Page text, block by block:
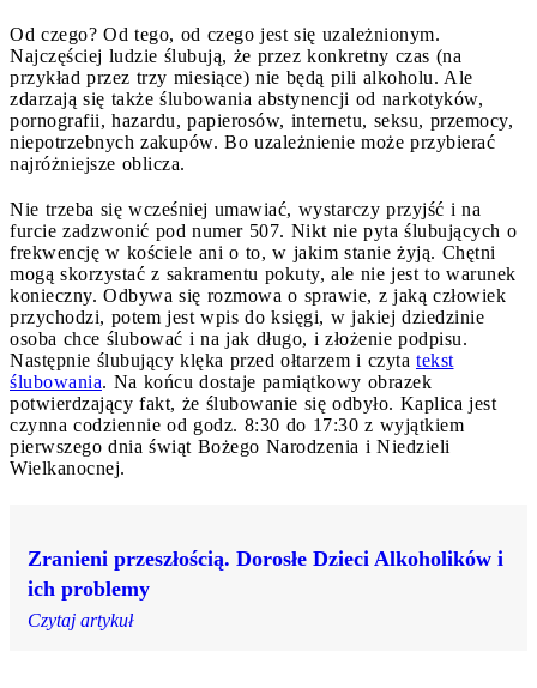
Od czego? Od tego, od czego jest się uzależnionym.
Najczęściej ludzie ślubują, że przez konkretny czas (na
przykład przez trzy miesiące) nie będą pili alkoholu. Ale
zdarzają się także ślubowania abstynencji od narkotyków,
pornografii, hazardu, papierosów, internetu, seksu, przemocy,
niepotrzebnych zakupów. Bo uzależnienie może przybierać
najróżniejsze oblicza.
Nie trzeba się wcześniej umawiać, wystarczy przyjść i na
furcie zadzwonić pod numer 507. Nikt nie pyta ślubujących o
frekwencję w kościele ani o to, w jakim stanie żyją. Chętni
mogą skorzystać z sakramentu pokuty, ale nie jest to warunek
konieczny. Odbywa się rozmowa o sprawie, z jaką człowiek
przychodzi, potem jest wpis do księgi, w jakiej dziedzinie
osoba chce ślubować i na jak długo, i złożenie podpisu.
Następnie ślubujący klęka przed ołtarzem i czyta tekst
ślubowania. Na końcu dostaje pamiątkowy obrazek
potwierdzający fakt, że ślubowanie się odbyło. Kaplica jest
czynna codziennie od godz. 8:30 do 17:30 z wyjątkiem
pierwszego dnia świąt Bożego Narodzenia i Niedzieli
Wielkanocnej.
Zranieni przeszłością. Dorosłe Dzieci Alkoholików i
ich problemy
Czytaj artykuł